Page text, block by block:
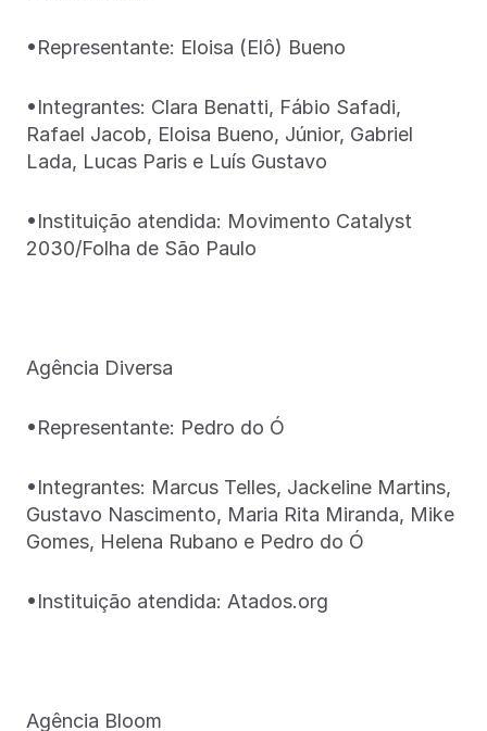
•Representante: Eloisa (Elô) Bueno
•Integrantes: Clara Benatti, Fábio Safadi,
Rafael Jacob, Eloisa Bueno, Júnior, Gabriel
Lada, Lucas Paris e Luís Gustavo
•Instituição atendida: Movimento Catalyst
2030/Folha de São Paulo
Agência Diversa
•Representante: Pedro do Ó
•Integrantes: Marcus Telles, Jackeline Martins,
Gustavo Nascimento, Maria Rita Miranda, Mike
Gomes, Helena Rubano e Pedro do Ó
•Instituição atendida: Atados.org
Agência Bloom